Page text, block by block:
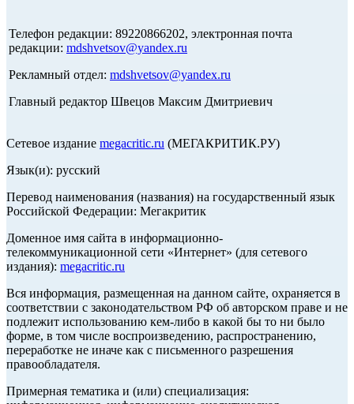
Телефон редакции: 89220866202, электронная почта
редакции: mdshvetsov@yandex.ru
Рекламный отдел: mdshvetsov@yandex.ru
Главный редактор Швецов Максим Дмитриевич
Сетевое издание megacritic.ru (МЕГАКРИТИК.РУ)
Язык(и): русский
Перевод наименования (названия) на государственный язык
Российской Федерации: Мегакритик
Доменное имя сайта в информационно-
телекоммуникационной сети «Интернет» (для сетевого
издания): megacritic.ru
Вся информация, размещенная на данном сайте, охраняется в
соответствии с законодательством РФ об авторском праве и не
подлежит использованию кем-либо в какой бы то ни было
форме, в том числе воспроизведению, распространению,
переработке не иначе как с письменного разрешения
правообладателя.
Примерная тематика и (или) специализация: